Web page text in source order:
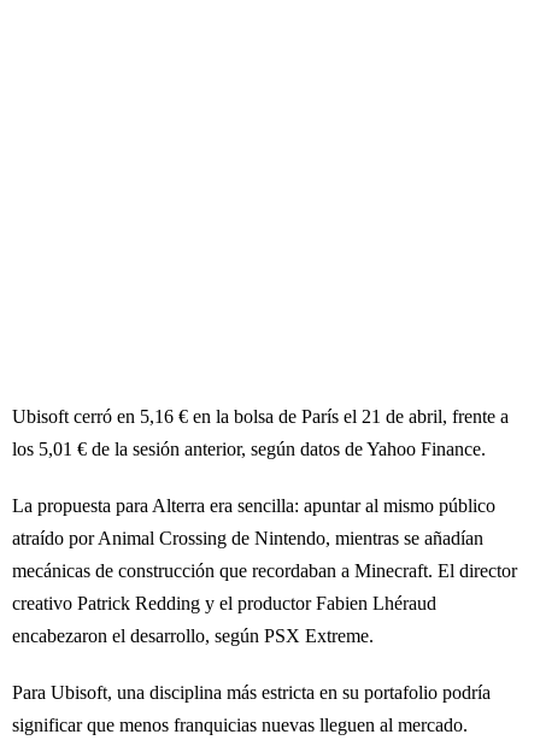
Ubisoft cerró en 5,16 € en la bolsa de París el 21 de abril, frente a
los 5,01 € de la sesión anterior, según datos de Yahoo Finance.
La propuesta para Alterra era sencilla: apuntar al mismo público
atraído por Animal Crossing de Nintendo, mientras se añadían
mecánicas de construcción que recordaban a Minecraft. El director
creativo Patrick Redding y el productor Fabien Lhéraud
encabezaron el desarrollo, según PSX Extreme.
Para Ubisoft, una disciplina más estricta en su portafolio podría
significar que menos franquicias nuevas lleguen al mercado.